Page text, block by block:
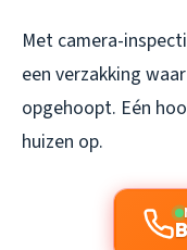
Met camera-
een verzakking
opgehoopt. Eén
huizen op.